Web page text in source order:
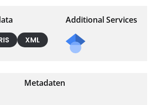
XML
Additional Services
Metadaten